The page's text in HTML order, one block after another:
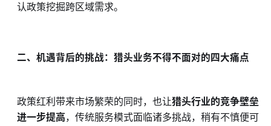
认政策挖掘跨区域需求。
二、机遇背后的挑战：猎头业务不得不面对的四大痛点
政策红利带来市场繁荣的同时，也让猎头行业的竞争壁垒
进一步提高，传统服务模式面临诸多挑战，稍有不慎便可